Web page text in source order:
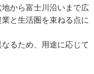
から富士川沿いまで広
と生活圏を束ねる点に
るため、用途に応じて